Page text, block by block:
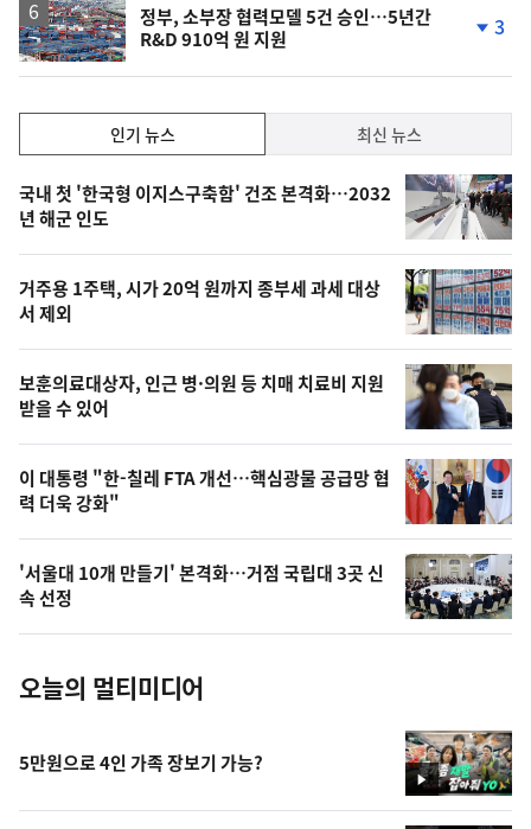
정부, 소부장 협력모델 5건 승인…5년간
R&D 910억 원 지원
하
락
3
기,
최
신,
오
늘
의
영
상
오
늘
의
사
진
인기 뉴스 최신 뉴스
기
뉴
스
국내 첫 '한국형 이지스구축함' 건조 본격화…2032
년 해군 인도
거주용 1주택, 시가 20억 원까지 종부세 과세 대상
서 제외
보훈의료대상자, 인근 병·의원 등 치매 치료비 지원
받을 수 있어
이 대통령 "한-칠레 FTA 개선…핵심광물 공급망 협
력 더욱 강화"
'서울대 10개 만들기' 본격화…거점 국립대 3곳 신
속 선정
오늘의 멀티미디어
영
상
5만원으로 4인 가족 장보기 가능?